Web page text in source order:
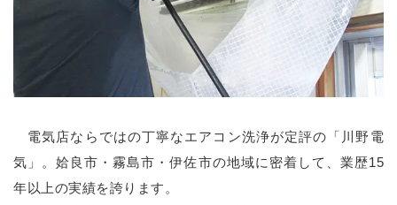
電気店ならではの丁寧なエアコン洗浄が定評の「川野電
気」。姶良市・霧島市・伊佐市の地域に密着して、業歴15
年以上の実績を誇ります。